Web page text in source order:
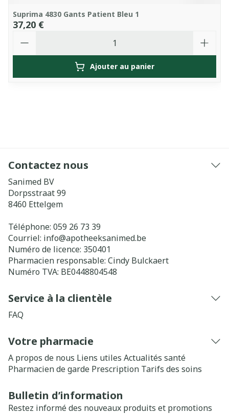
Suprima 4830 Gants Patient Bleu 1
37,20 €
Ajouter au panier
Contactez nous
Sanimed BV
Dorpsstraat 99
8460 Ettelgem
Téléphone: 059 26 73 39
Courriel: info@apotheeksanimed.be
Numéro de licence: 350401
Pharmacien responsable: Cindy Bulckaert
Numéro TVA: BE0448804548
Service à la clientèle
FAQ
Votre pharmacie
A propos de nous Liens utiles Actualités santé
Pharmacien de garde Prescription Tarifs des soins
Bulletin d’information
Restez informé des nouveaux produits et promotions